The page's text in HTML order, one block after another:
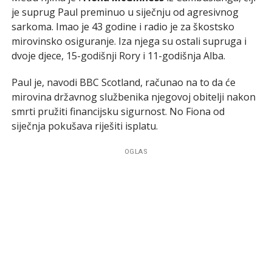
je suprug Paul preminuo u siječnju od agresivnog
sarkoma. Imao je 43 godine i radio je za škostsko
mirovinsko osiguranje. Iza njega su ostali supruga i
dvoje djece, 15-godišnji Rory i 11-godišnja Alba.
Paul je, navodi BBC Scotland, računao na to da će
mirovina državnog službenika njegovoj obitelji nakon
smrti pružiti financijsku sigurnost. No Fiona od
siječnja pokušava riješiti isplatu.
OGLAS